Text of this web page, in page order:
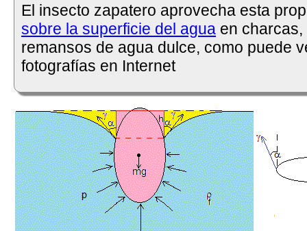
El insecto zapatero aprovecha esta
sobre la superficie del agua en
remansos de agua dulce, como puede
fotografías en Internet